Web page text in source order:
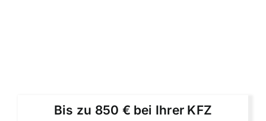
Bis zu 850 € bei Ihrer KFZ